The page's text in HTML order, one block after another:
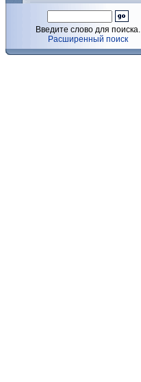
Введите слово для поиска.
Расширенный поиск